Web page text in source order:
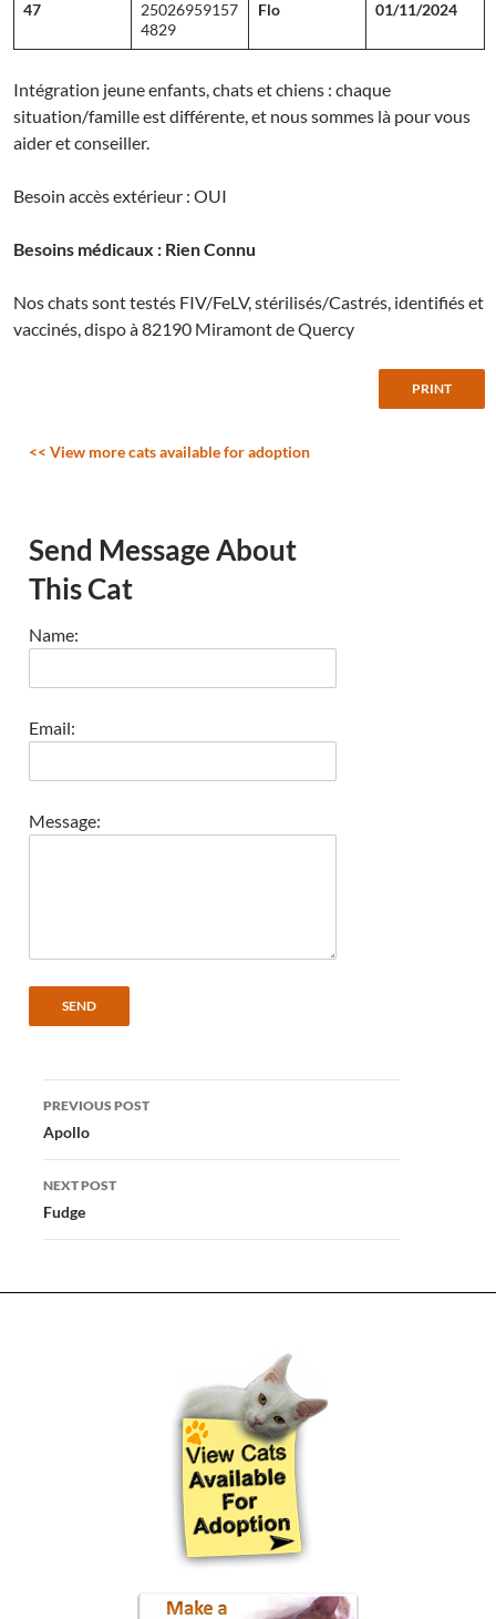
47
25026959157
4829
Flo 01/11/2024
Intégration jeune enfants, chats et chiens : chaque
situation/famille est différente, et nous sommes là pour vous
aider et conseiller.
Besoin accès extérieur : OUI
Besoins médicaux : Rien Connu
Nos chats sont testés FIV/FeLV, stérilisés/Castrés, identifiés et
vaccinés, dispo à 82190 Miramont de Quercy
<< View more cats available for adoption
Send Message About
This Cat
Name:
Email:
Message:
Post
navigation
PREVIOUS POST
Apollo
NEXT POST
Fudge